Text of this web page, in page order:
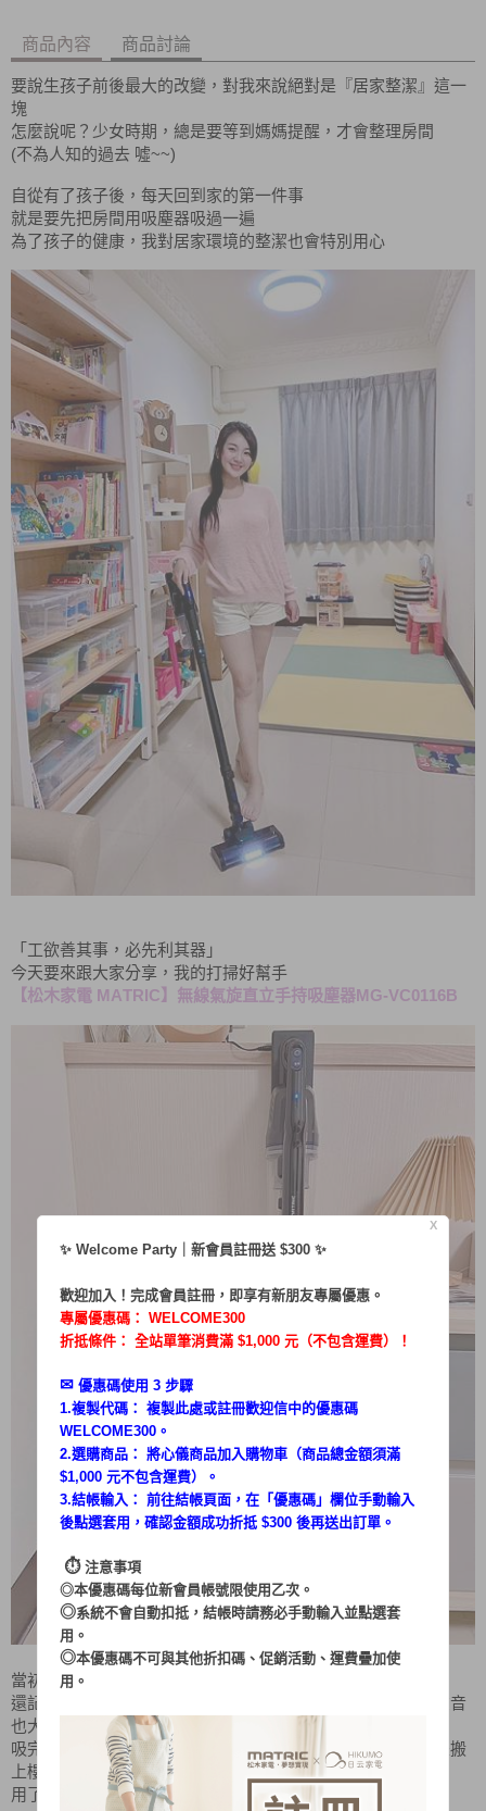
商品內容 商品討論
要說生孩子前後最大的改變，對我來說絕對是『居家整潔』這一
塊
怎麼說呢？少女時期，總是要等到媽媽提醒，才會整理房間
(不為人知的過去 噓~~)
自從有了孩子後，每天回到家的第一件事
就是要先把房間用吸塵器吸過一遍
為了孩子的健康，我對居家環境的整潔也會特別用心
「工欲善其事，必先利其器」
今天要來跟大家分享，我的打掃好幫手
【松木家電 MATRIC】無線氣旋直立手持吸塵器MG-VC0116B
當初在選擇吸塵器的時候，我也有爬文做了一些功課
還記得以前家中最先使用的，是一台插電型體積又大又重、聲音
也大的吸塵器
吸完一個區塊就已經氣喘吁吁，更別說要移動到別的區塊或是搬
上樓
用了幾次就閒置在角落
X
✨ Welcome Party｜新會員註冊送 $300 ✨
歡迎加入！完成會員註冊，即享有新朋友專屬優惠。
專屬優惠碼： WELCOME300
折抵條件： 全站單筆消費滿 $1,000 元（不包含運費）！
✉︎ 優惠碼使用 3 步驟
1.複製代碼： 複製此處或註冊歡迎信中的優惠碼
WELCOME300。
2.選購商品： 將心儀商品加入購物車（商品總金額須滿
$1,000 元不包含運費）。
3.結帳輸入： 前往結帳頁面，在「 優惠碼 」欄位手動輸入
後點選套用，確認金額成功折抵 $300 後再送出訂單。
⏱︎ 注意事項
◎本優惠碼每位新會員帳號限使用乙次。
◎系統不會自動扣抵，結帳時請務必手動輸入並點選套
用。
◎本優惠碼不可與其他折扣碼、促銷活動、運費疊加使
用。